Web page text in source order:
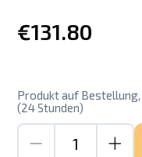
€131.80
Produkt auf Bestellung,
(24 Stunden)